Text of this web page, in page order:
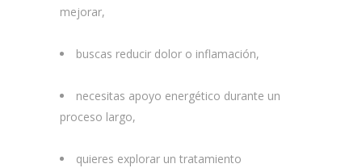
mejorar,
buscas reducir dolor o inflamación,
necesitas apoyo energético durante un
proceso largo,
quieres explorar un tratamiento